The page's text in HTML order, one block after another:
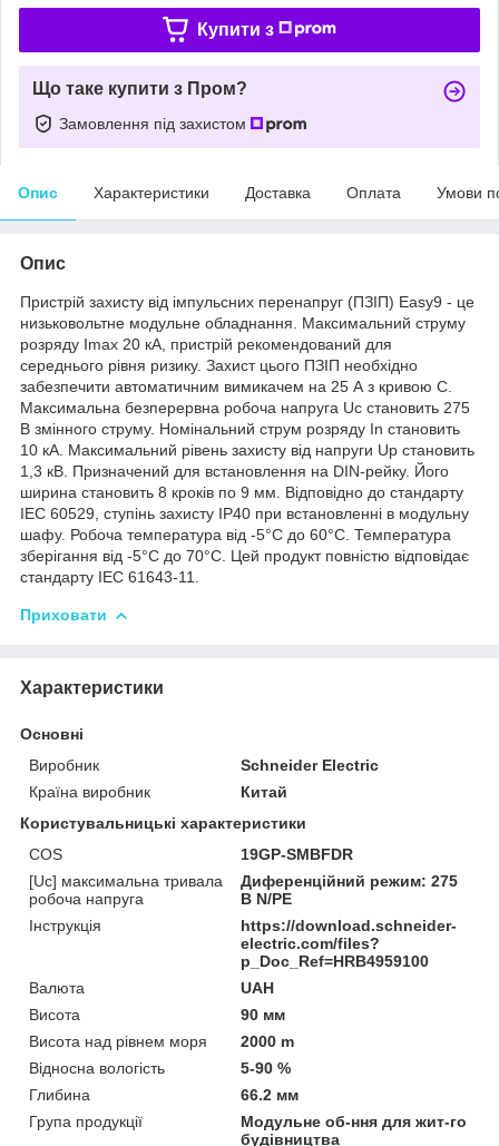
Купити з
Що таке купити з Пром?
Замовлення під захистом
Опис Характеристики Доставка Оплата Умови
Опис
Пристрій захисту від імпульсних перенапруг (ПЗІП) Easy9 - це
низьковольтне модульне обладнання. Максимальний струму
розряду Imax 20 кА, пристрій рекомендований для
середнього рівня ризику. Захист цього ПЗІП необхідно
забезпечити автоматичним вимикачем на 25 А з кривою С.
Максимальна безперервна робоча напруга Uc становить 275
В змінного струму. Номінальний струм розряду In становить
10 кА. Максимальний рівень захисту від напруги Up становить
1,3 кВ. Призначений для встановлення на DIN-рейку. Його
ширина становить 8 кроків по 9 мм. Відповідно до стандарту
IEC 60529, ступінь захисту IP40 при встановленні в модульну
шафу. Робоча температура від -5°C до 60°C. Температура
зберігання від -5°C до 70°C. Цей продукт повністю відповідає
стандарту IEC 61643-11.
Приховати
Характеристики
Основні
Виробник
Schneider Electric
Країна виробник
Китай
Користувальницькі характеристики
COS
19GP-SMBFDR
[Uc] максимальна тривала
робоча напруга
Диференційний режим: 275
В N/PE
Інструкція
https://download.schneider-
electric.com/files?
p_Doc_Ref=HRB4959100
Валюта
UAH
Висота
90 мм
Висота над рівнем моря
2000 m
Відносна вологість
5-90 %
Глибина
66.2 мм
Група продукції
Модульне об-ння для жит-го
будівництва